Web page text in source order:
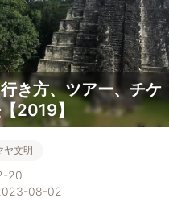
き方、ツアー、チケ
2019】
ヤ文明
20
08-02